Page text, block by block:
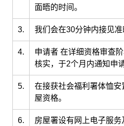
面晤的时间。
3. 我们会在30分钟内接见
4.
申请者 在详细资格审查
核实，于2个月内通知申
5.
在接获社会福利署体恤
屋资格。
6.
房屋署设有网上电子服